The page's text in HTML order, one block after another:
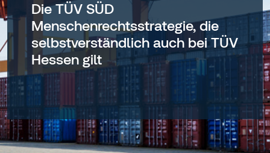
Die TÜV SÜD
Menschenrechtsstrategie, die
selbstverständlich auch bei TÜV
Hessen gilt